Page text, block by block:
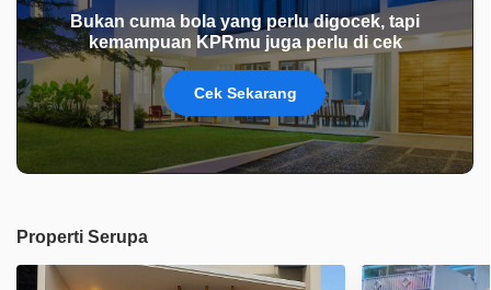
Bukan cuma bola yang perlu digocek, tapi
kemampuan KPRmu juga perlu di cek
Cek Sekarang
Properti Serupa